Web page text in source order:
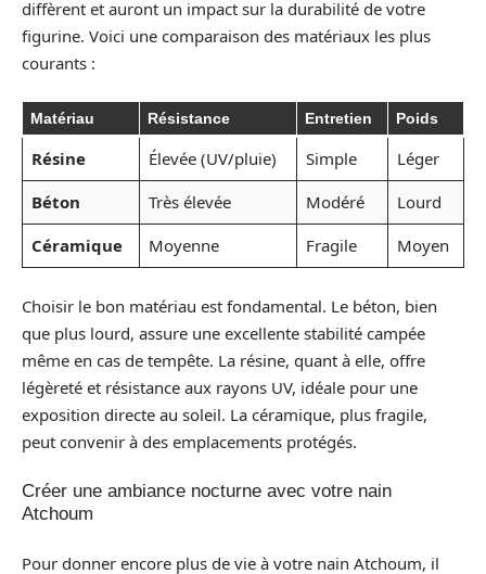
diffèrent et auront un impact sur la durabilité de votre
figurine. Voici une comparaison des matériaux les plus
courants :
Matériau Résistance Entretien Poids
Résine Élevée (UV/pluie) Simple
Léger
Béton
Très élevée Modéré
Lourd
Céramique
Moyenne Fragile Moyen
Choisir le bon matériau est fondamental. Le béton, bien
que plus lourd, assure une excellente stabilité campée
même en cas de tempête. La résine, quant à elle, offre
légèreté et résistance aux rayons UV, idéale pour une
exposition directe au soleil. La céramique, plus fragile,
peut convenir à des emplacements protégés.
Créer une ambiance nocturne avec votre nain
Atchoum
Pour donner encore plus de vie à votre nain Atchoum, il